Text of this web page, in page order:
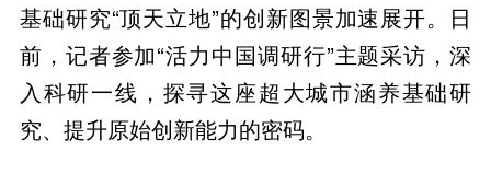
基础研究“顶天立地”的创新图景加速展开。日
前，记者参加“活力中国调研行”主题采访，深
入科研一线，探寻这座超大城市涵养基础研
究、提升原始创新能力的密码。